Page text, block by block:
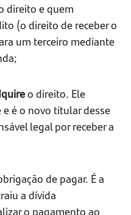
direito e quem
(o direito de receber o
um terceiro mediante
o direito. Ele
é o novo titular desse
legal por receber a
de pagar. É a
a dívida
o pagamento ao